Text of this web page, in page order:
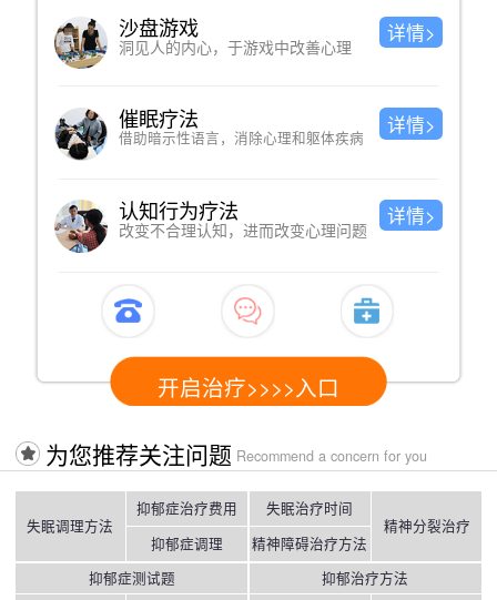
沙盘游戏
洞见人的内心，于游戏中改善心理
详情>
催眠疗法
借助暗示性语言，消除心理和躯体疾病
详情>
认知行为疗法
改变不合理认知，进而改变心理问题
详情>
开启治疗>>>>入口
为您推荐关注问题 Recommend a concern for you
失眠调理方法
抑郁症治疗费用
抑郁症调理
失眠治疗时间
精神障碍治疗方法
精神分裂治疗
抑郁症测试题 抑郁治疗方法